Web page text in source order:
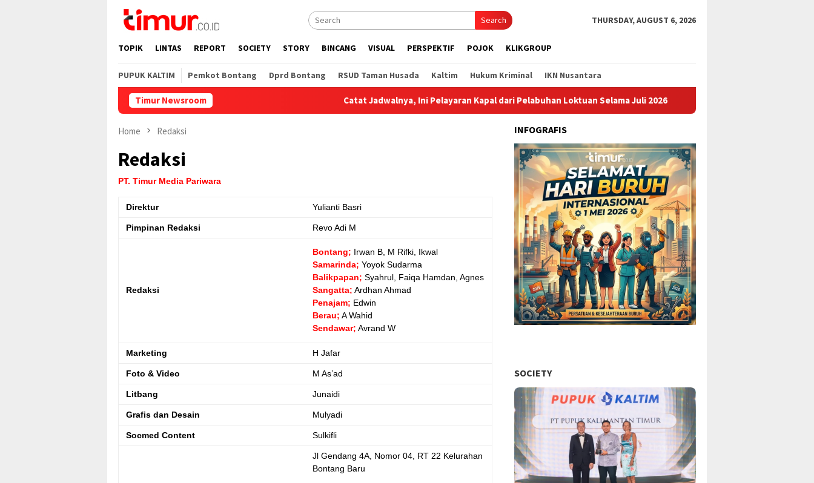
content
Search THURSDAY, AUGUST 6, 2026
TOPIK LINTAS REPORT SOCIETY STORY BINCANG VISUAL PERSPEKTIF POJOK KLIKGROUP
PUPUK KALTIM Pemkot Bontang Dprd Bontang RSUD Taman Husada Kaltim Hukum Kriminal IKN Nusantara
Timur Newsroom Catat Jadwalnya, Ini Pelayaran Kapal dari Pelabuhan Loktuan Selama Juli 2026 Pupuk Kaltim Raih Penghargaan
Home Redaksi
Redaksi
PT. Timur Media Pariwara
Direktur Yulianti Basri
Pimpinan Redaksi Revo Adi M
Redaksi
Bontang; Irwan B, M Rifki, Ikwal
Samarinda; Yoyok Sudarma
Balikpapan; Syahrul, Faiqa Hamdan, Agnes
Sangatta; Ardhan Ahmad
Penajam; Edwin
Berau; A Wahid
Sendawar; Avrand W
Marketing H Jafar
Foto & Video M As’ad
Litbang Junaidi
Grafis dan Desain Mulyadi
Socmed Content Sulkifli
Jl Gendang 4A, Nomor 04, RT 22 Kelurahan
Bontang Baru
INFOGRAFIS
SOCIETY